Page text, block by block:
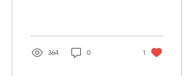
364 0 1